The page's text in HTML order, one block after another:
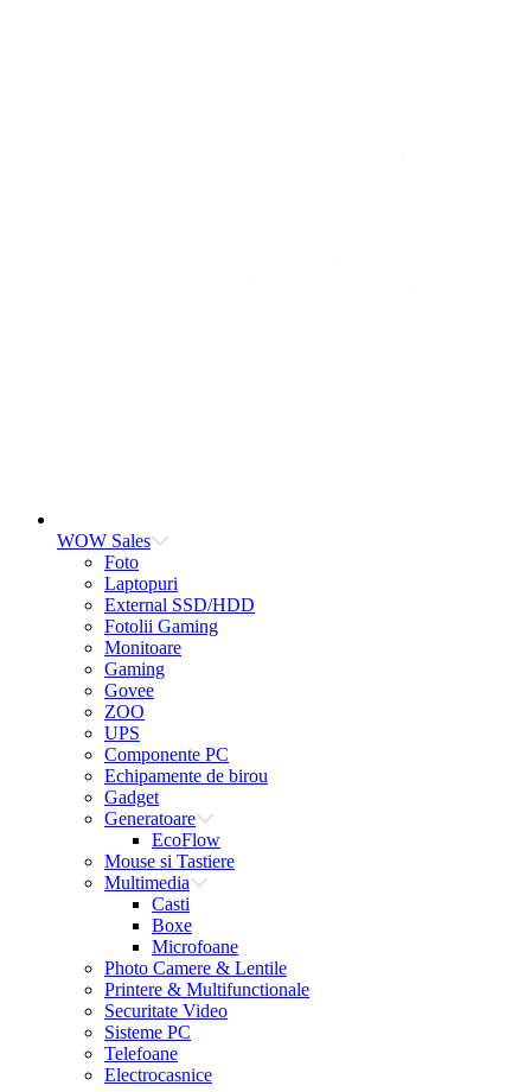
WOW Sales
Foto
Laptopuri
External SSD/HDD
Fotolii Gaming
Monitoare
Gaming
Govee
ZOO
UPS
Componente PC
Echipamente de birou
Gadget
Generatoare
EcoFlow
Mouse si Tastiere
Multimedia
Casti
Boxe
Microfoane
Photo Camere & Lentile
Printere & Multifunctionale
Securitate Video
Sisteme PC
Telefoane
Electrocasnice